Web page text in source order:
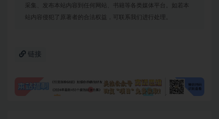
采集、发布本站内容到任何网站、书籍等各类媒体平台。如若本
站内容侵犯了原著者的合法权益，可联系我们进行处理。
链接